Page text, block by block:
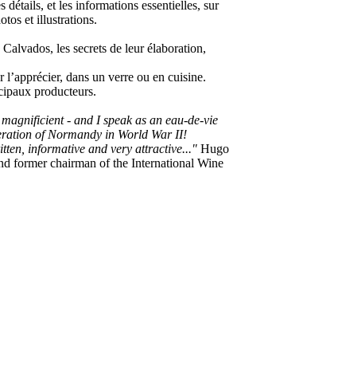
détails, et les informations essentielles, sur
et illustrations.
les secrets de leur élaboration,
l’apprécier, dans un verre ou en cuisine.
producteurs.
- and I speak as an eau-de-vie
of Normandy in World War II!
informative and very attractive..." Hugo
former chairman of the International Wine